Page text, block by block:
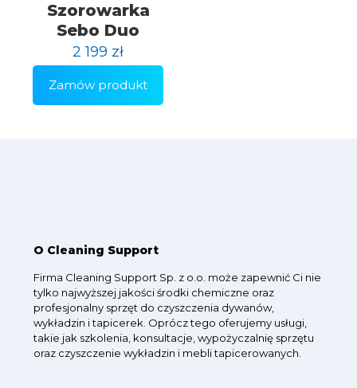
Szorowarka
Sebo Duo
2 199 zł
Zamów produkt
O Cleaning Support
Firma Cleaning Support Sp. z o.o. może zapewnić Ci nie
tylko najwyższej jakości środki chemiczne oraz
profesjonalny sprzęt do czyszczenia dywanów,
wykładzin i tapicerek. Oprócz tego oferujemy usługi,
takie jak szkolenia, konsultacje, wypożyczalnię sprzętu
oraz czyszczenie wykładzin i mebli tapicerowanych.